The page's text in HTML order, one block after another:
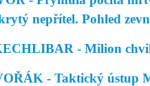
nepřítel. Pohled
- Milion
- Taktický ústup